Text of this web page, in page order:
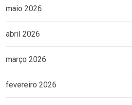
maio 2026
abril 2026
março 2026
fevereiro 2026